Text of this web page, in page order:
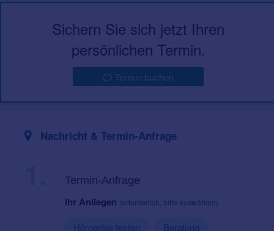
Sichern Sie sich jetzt Ihren
persönlichen Termin.
Termin buchen
Nachricht & Termin-Anfrage
Termin-Anfrage
Ihr Anliegen (erforderlich, bitte auswählen)
Hörgeräte testen
Beratung